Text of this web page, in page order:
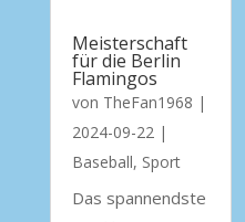
Meisterschaft
für die Berlin
Flamingos
von TheFan1968 |
2024-09-22|
Baseball, Sport
Das spannendste